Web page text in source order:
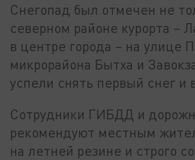
Снегопад был отмечен не
северном районе курорта –
в центре города – на улице
микрорайона Бытха и
успели снять первый снег и
Сотрудники ГИБДД и
рекомендуют местным
на летней резине и строго